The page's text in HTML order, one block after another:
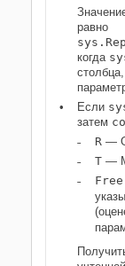
равно
когда
Если
затем
R —
T —
Free